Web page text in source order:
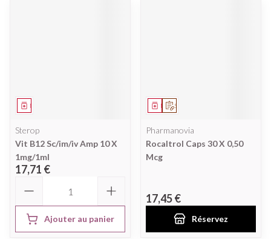
Médicament
Sterop
Vit B12 Sc/im/iv Amp 10 X
1mg/1ml
17,71 €
Ajouter au panier
Sur prescription
Médicament
Pharmanovia
Rocaltrol Caps 30 X 0,50
Mcg
17,45 €
Réservez